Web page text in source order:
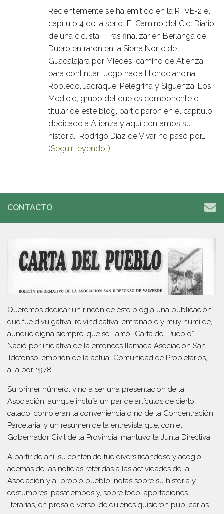
Recientemente se ha emitido en la RTVE-2 el
capítulo 4 de la serie “El Camino del Cid: Diario
de una ciclista”. Tras finalizar en Berlanga de
Duero entraron en la Sierra Norte de
Guadalajara por Miedes, camino de Atienza,
para continuar luego hacia Hiendelancina,
Robledo, Jadraque, Pelegrina y Sigüenza. Los
Medicid, grupo del que es componente el
titular de este blog, participaron en el capítulo
dedicado a Atienza y aquí contamos su
historia. Rodrigo Díaz de Vivar no pasó por…
(Seguir leyendo..)
CONTACTO
Queremos dedicar un rincón de este blog a una publicación
que fue divulgativa, reivindicativa, entrañable y muy humilde,
aunque digna siempre, que se llamó “Carta del Pueblo”.
Nació por iniciativa de la entonces llamada Asociación San
Ildefonso, embrión de la actual Comunidad de Propietarios,
allá por 1978.
Su primer número, vino a ser una presentación de la
Asociación, aunque incluía un par de artículos de cierto
calado, como eran la conveniencia o no de la Concentración
Parcelaria, y un resumen de la entrevista que, con el
Gobernador Civil de la Provincia, mantuvo la Junta Directiva.
A partir de ahí, su contenido fue diversificándose y acogió ,
además de las noticias referidas a las actividades de la
Asociación y al propio pueblo, notas sobre su historia y
costumbres, pasatiempos y, sobre todo, aportaciones
literarias, en prosa o verso, de quienes quisieron publicarlas.